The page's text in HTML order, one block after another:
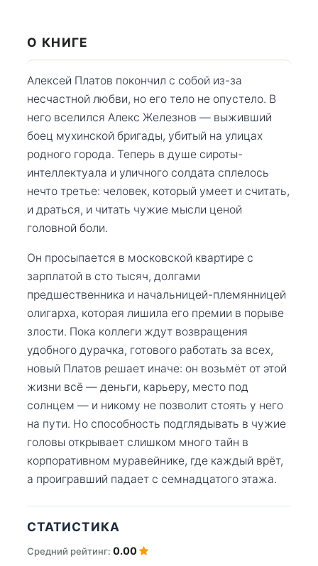
О КНИГЕ
Алексей Платов покончил с собой из-за
несчастной любви, но его тело не опустело. В
него вселился Алекс Железнов — выживший
боец мухинской бригады, убитый на улицах
родного города. Теперь в душе сироты-
интеллектуала и уличного солдата сплелось
нечто третье: человек, который умеет и считать,
и драться, и читать чужие мысли ценой
головной боли.
Он просыпается в московской квартире с
зарплатой в сто тысяч, долгами
предшественника и начальницей-племянницей
олигарха, которая лишила его премии в порыве
злости. Пока коллеги ждут возвращения
удобного дурачка, готового работать за всех,
новый Платов решает иначе: он возьмёт от этой
жизни всё — деньги, карьеру, место под
солнцем — и никому не позволит стоять у него
на пути. Но способность подглядывать в чужие
головы открывает слишком много тайн в
корпоративном муравейнике, где каждый врёт,
а проигравший падает с семнадцатого этажа.
СТАТИСТИКА
Средний рейтинг: 0.00